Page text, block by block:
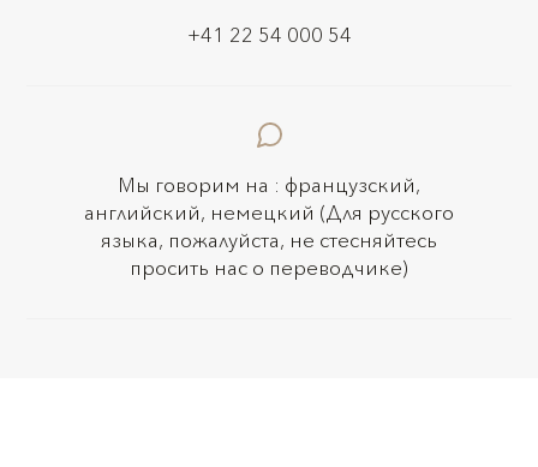
+41 22 54 000 54
Мы говорим на : французский,
английский, немецкий (Для русского
языка, пожалуйста, не стесняйтесь
просить нас о переводчике)